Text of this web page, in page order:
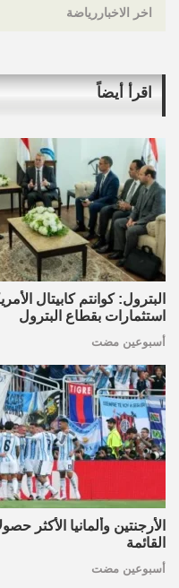
اخر الاخباررياضة
اقرأ أيضاً
البترول: كوانتم كابيتال
استثمارات بقطاع البترول
أسبوعين مضت
الأرجنتين وألمانيا
القائمة
أسبوعين مضت